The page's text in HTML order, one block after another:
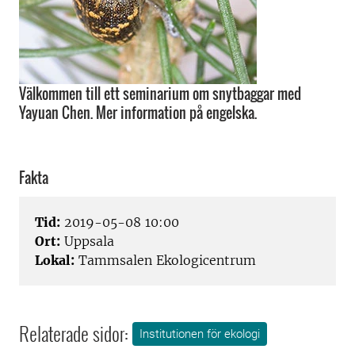
Välkommen till ett seminarium om snytbaggar med
Yayuan Chen. Mer information på engelska.
Fakta
Tid: 2019-05-08 10:00
Ort: Uppsala
Lokal: Tammsalen Ekologicentrum
Relaterade sidor: Institutionen för ekologi